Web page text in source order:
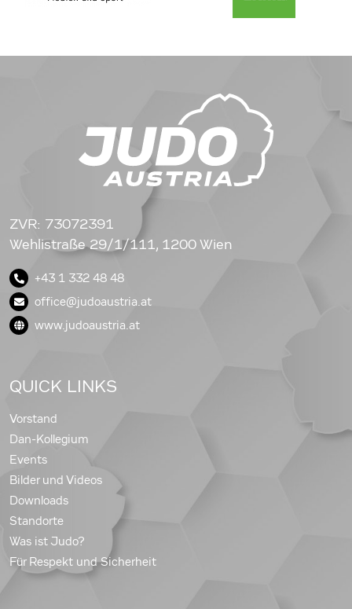
ZVR: 73072391
Wehlistraße 29/1/111, 1200 Wien
+43 1 332 48 48
office@judoaustria.at
www.judoaustria.at
QUICK LINKS
Vorstand
Dan-Kollegium
Events
Bilder und Videos
Downloads
Standorte
Was ist Judo?
Für Respekt und Sicherheit